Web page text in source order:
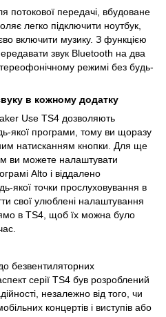
потокової передачі, вбудоване
легко підключити ноутбук,
включити музику. З функцією
звук Bluetooth на два
режимі без будь-
в кожному додатку
Use TS4 дозволяють
якої програми, тому ви щоразу
натисканням кнопки. Для ще
ви можете налаштувати
Alto і віддалено
якої точки прослуховування в
свої улюблені налаштування
в TS4, щоб їх можна було
безвентиляторних
серії TS4 був розроблений
незалежно від того, чи
концертів і виступів або